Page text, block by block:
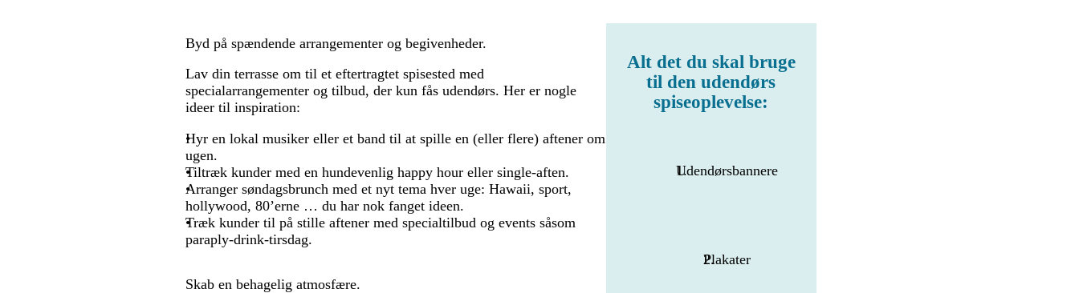
Byd på spændende arrangementer og begivenheder.
Lav din terrasse om til et eftertragtet spisested med
specialarrangementer og tilbud, der kun fås udendørs. Her er nogle
ideer til inspiration:
Hyr en lokal musiker eller et band til at spille en (eller flere) aftener om
ugen.
Tiltræk kunder med en hundevenlig happy hour eller single-aften.
Arranger søndagsbrunch med et nyt tema hver uge: Hawaii, sport,
hollywood, 80’erne … du har nok fanget ideen.
Træk kunder til på stille aftener med specialtilbud og events såsom
paraply-drink-tirsdag.
Skab en behagelig atmosfære.
Alt det du skal bruge
til den udendørs
spiseoplevelse:
Udendørsbannere
Plakater